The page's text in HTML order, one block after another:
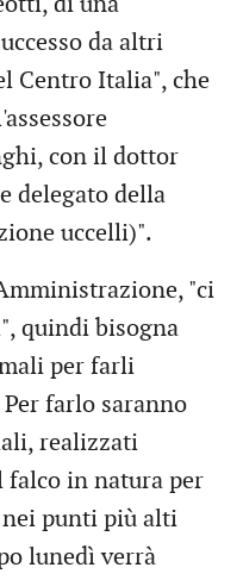
da altri
Centro Italia", che
con il dottor
delegato della
uccelli)".
"ci
quindi bisogna
per farli
farlo saranno
realizzati
falco in natura per
punti più alti
lunedì verrà